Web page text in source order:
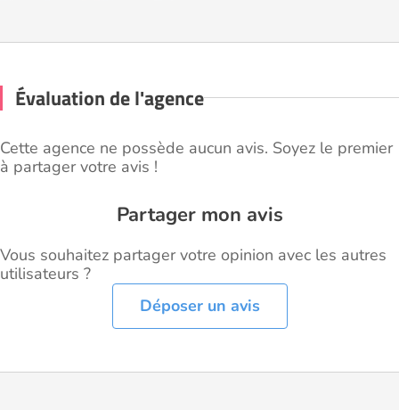
Évaluation de l'agence
Cette agence ne possède aucun avis. Soyez le premier
à partager votre avis !
Partager mon avis
Vous souhaitez partager votre opinion avec les autres
utilisateurs ?
Déposer un avis